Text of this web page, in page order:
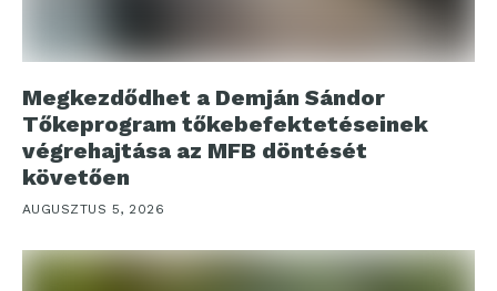
Megkezdődhet a Demján Sándor
Tőkeprogram tőkebefektetéseinek
végrehajtása az MFB döntését
követően
AUGUSZTUS 5, 2026